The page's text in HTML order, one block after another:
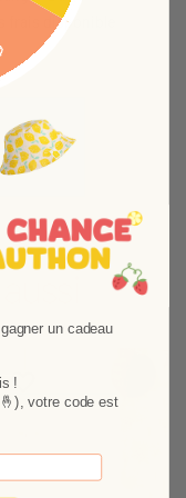
frais disponible
un cadeau
!
votre code est